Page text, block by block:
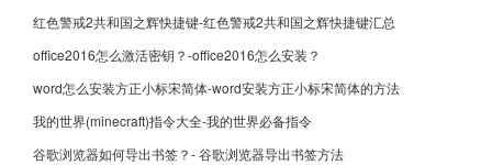
红色警戒2共和国之辉快捷键-红色警戒2共和国之辉快捷键汇总
office2016怎么激活密钥？-office2016怎么安装？
word怎么安装方正小标宋简体-word安装方正小标宋简体的方法
我的世界(minecraft)指令大全-我的世界必备指令
谷歌浏览器如何导出书签？- 谷歌浏览器导出书签方法